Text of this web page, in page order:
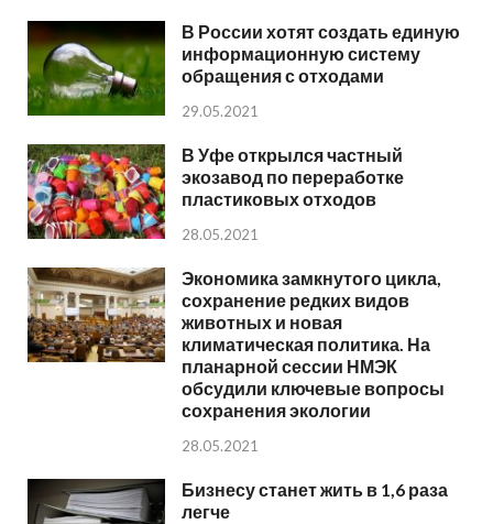
В России хотят создать единую
информационную систему
обращения с отходами
29.05.2021
В Уфе открылся частный
экозавод по переработке
пластиковых отходов
28.05.2021
Экономика замкнутого цикла,
сохранение редких видов
животных и новая
климатическая политика. На
планарной сессии НМЭК
обсудили ключевые вопросы
сохранения экологии
28.05.2021
Бизнесу станет жить в 1,6 раза
легче